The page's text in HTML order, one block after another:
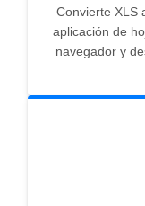
Convierte XLS
aplicación de
navegador y